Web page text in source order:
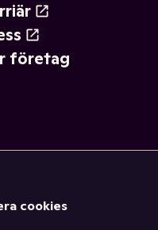
företag
cookies